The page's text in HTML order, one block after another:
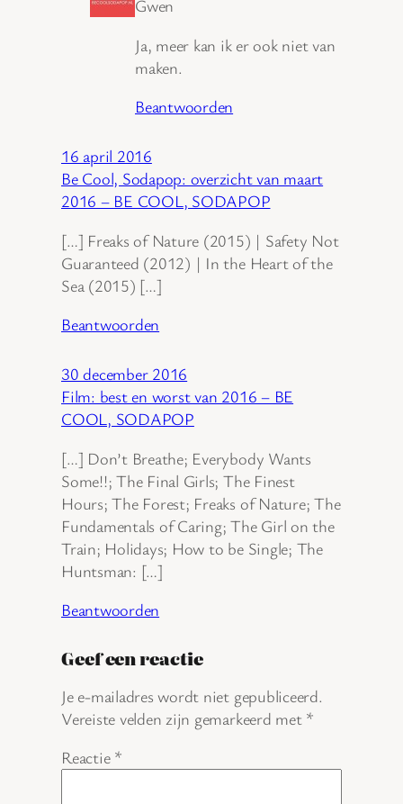
Gwen
Ja, meer kan ik er ook niet van
maken.
Beantwoorden
16 april 2016
Be Cool, Sodapop: overzicht van maart
2016 – BE COOL, SODAPOP
[…] Freaks of Nature (2015) | Safety Not
Guaranteed (2012) | In the Heart of the
Sea (2015) […]
Beantwoorden
30 december 2016
Film: best en worst van 2016 – BE
COOL, SODAPOP
[…] Don’t Breathe; Everybody Wants
Some!!; The Final Girls; The Finest
Hours; The Forest; Freaks of Nature; The
Fundamentals of Caring; The Girl on the
Train; Holidays; How to be Single; The
Huntsman: […]
Beantwoorden
Geef een reactie
Je e-mailadres wordt niet gepubliceerd.
Vereiste velden zijn gemarkeerd met *
Reactie *